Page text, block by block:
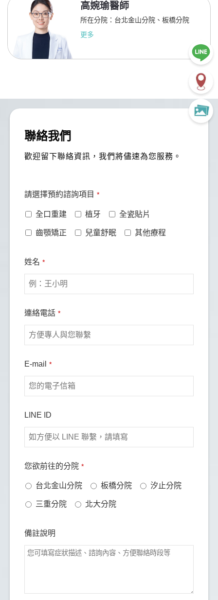
高婉瑜醫師
所在分院：台北金山分院、板橋分院
更多
來蒔美進行看診與植牙相關評估，整體體驗非常滿
意。診所環境寬敞新穎，動線規劃完善，從數位口腔
掃描、3D影像檢查到診療流程都相當專業，能感受
建議，技術與經驗都讓人十分安心。
後修復、消腫與整體恢復幫助很大，對運動員恢復也
非常的好！這點在牙科診所中相當少見。無論是專業
鄭蘋果
牙齒狀況不理想。後來因不適鼓起勇氣，在FB找到
周治療、矯正、根管、牙套與洗牙，一路配合完成
🧑‍⚕️很開心遇到薛聖儒醫師，每次都詳細說明狀況與
治療方式，也願意依我的考量重新評估，讓人感到安
聯絡我們
歡迎留下聯絡資訊，我們將儘速為您服務。
Email *
請選擇預約諮詢項目 *
全口重建 植牙 全瓷貼片
齒顎矯正 兒童舒眠 其他療程
姓名 *
連絡電話 *
E-mail *
LINE ID
您欲前往的分院 *
台北金山分院 板橋分院 汐止分院
三重分院 北大分院
備註說明